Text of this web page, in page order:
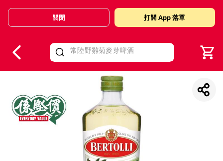
Valid Until 30 June 2026
關閉 打開 App 落單